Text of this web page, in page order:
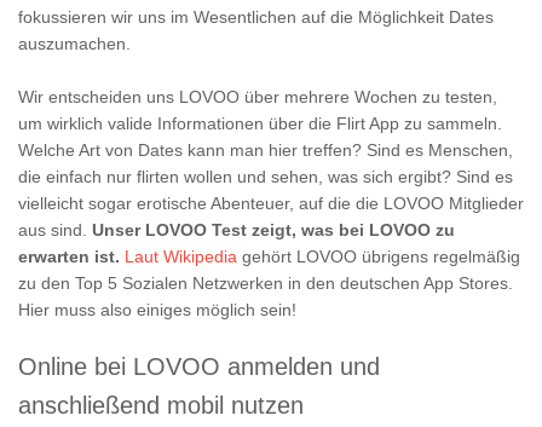
fokussieren wir uns im Wesentlichen auf die Möglichkeit Dates
auszumachen.
Wir entscheiden uns LOVOO über mehrere Wochen zu testen,
um wirklich valide Informationen über die Flirt App zu sammeln.
Welche Art von Dates kann man hier treffen? Sind es Menschen,
die einfach nur flirten wollen und sehen, was sich ergibt? Sind es
vielleicht sogar erotische Abenteuer, auf die die LOVOO Mitglieder
aus sind. Unser LOVOO Test zeigt, was bei LOVOO zu
erwarten ist. Laut Wikipedia gehört LOVOO übrigens regelmäßig
zu den Top 5 Sozialen Netzwerken in den deutschen App Stores.
Hier muss also einiges möglich sein!
Online bei LOVOO anmelden und
anschließend mobil nutzen